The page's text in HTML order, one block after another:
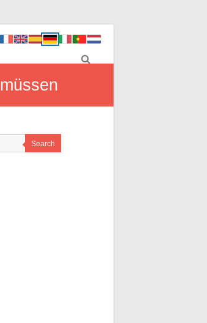
Search